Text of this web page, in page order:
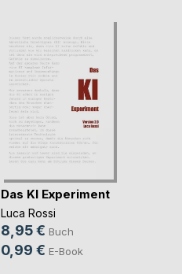
Das KI Experiment
Luca Rossi
8,95 € Buch
0,99 € E-Book